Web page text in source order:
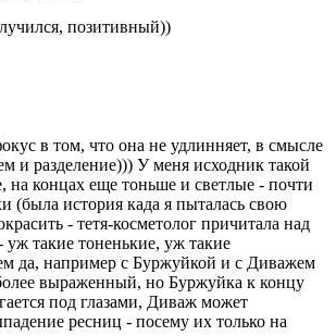
позитивный))
в том, что она не удлинняет, в смысле
и разделение))) У меня исходник такой
на концах еще тоньше и светлые - почти
(была история када я пыталась свою
- тетя-косметолог причитала над
такие тоненькие, уж такие
да, например с Буржуйкой и с Диважем
выраженный, но Буржуйка к концу
под глазами, Диваж может
ресниц - посему их только на